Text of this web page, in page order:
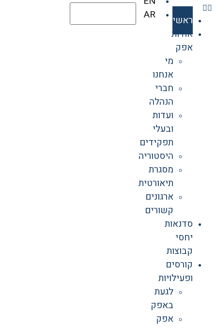
ראשי
אודות
אפק
מי
אנחנו
חברי
הנהלה
ועדות
ובעלי
תפקידים
היסטוריה
מסגרת
תיאורטית
ארגונים
קשורים
סדנאות
יחסי
קבוצות
קורסים
ופעילויות
לגעת
באפק
אפק
AR